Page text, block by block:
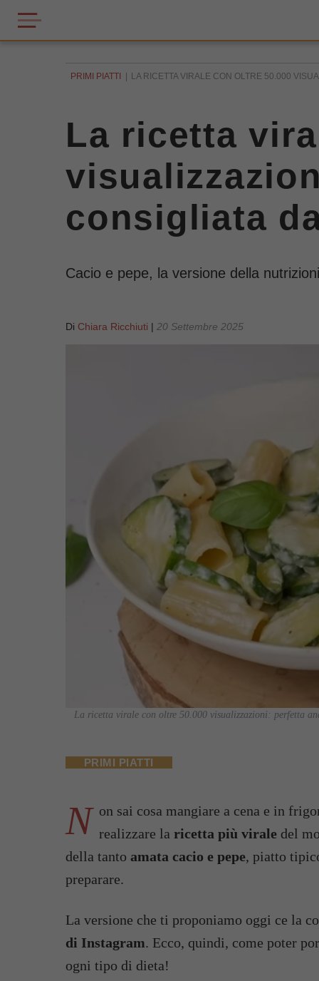
PRIMI PIATTI LA RICETTA VIRALE CON OLTRE 50.000
La ricetta
consigliata
Cacio e pepe, la versione della
Di Chiara Ricchiuti | 20 Settembre 2025
La ricetta virale con oltre 50.000 visualizzazioni: perfetta
PRIMI PIATTI
N on sai cosa mangiare a cena e in
realizzare la ricetta più virale del
della tanto amata cacio e pepe, piatto
preparare.
La versione che ti proponiamo oggi ce la
di Instagram. Ecco, quindi, come poter
ogni tipo di dieta!